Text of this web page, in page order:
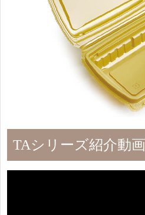
TAシリーズ紹介動画